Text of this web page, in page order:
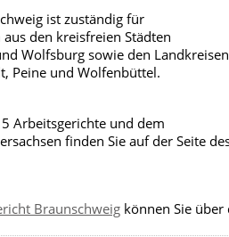
ist zuständig für
den kreisfreien Städten
Wolfsburg sowie den Landkreisen
Peine und Wolfenbüttel.
Arbeitsgerichte und dem
finden Sie auf der Seite
Braunschweig können Sie über